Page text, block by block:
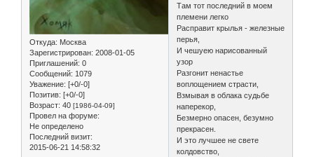
Откуда: Москва
Зарегистрирован: 2008-01-05
Приглашений: 0
Сообщений: 1079
Уважение: [+0/-0]
Позитив: [+0/-0]
Возраст: 40 [1986-04-09]
Провел на форуме:
Не определено
Последний визит:
2015-06-21 14:58:32
Там тот последний в моем
племени легко
Расправит крылья - железные
перья,
И чешуею нарисованный
узор
Разгонит ненастье
воплощением страсти,
Взмывая в облака судьбе
наперекор,
Безмерно опасен, безумно
прекрасен.
И это лучшее не свете
колдовство,